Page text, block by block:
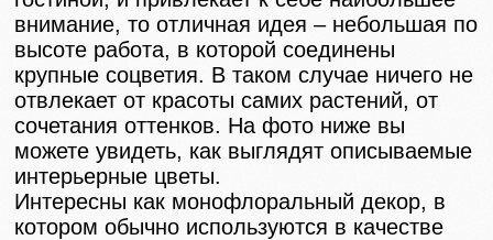
внимание, то отличная идея – небольшая по
высоте работа, в которой соединены
крупные соцветия. В таком случае ничего не
отвлекает от красоты самих растений, от
сочетания оттенков. На фото ниже вы
можете увидеть, как выглядят описываемые
интерьерные цветы.
Интересны как монофлоральный декор, в
котором обычно используются в качестве